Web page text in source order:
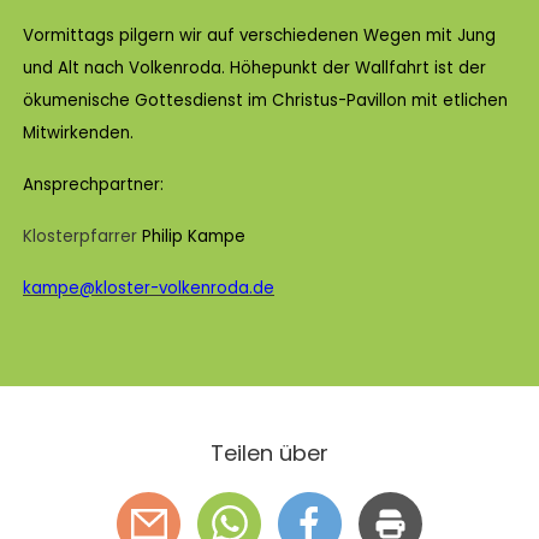
KLOSTER
ÜBER UNS
KOMMUNITÄT
MITLEBEN
GELÄNDE
GESCHICHTE
GAST SEIN
EINZELGÄSTE
KLOSTER AUF ZEIT
VERANSTALTUNGEN
FÜHRUNGEN
ÜBERNACHTEN
UNTERKUNFT & VERPFLEGUNG
MAGAZIN
MITHELFEN
Vormittags pilgern wir auf verschiedenen Wegen mit Jung
und Alt nach Volkenroda. Höhepunkt der Wallfahrt ist der
ökumenische Gottesdienst im Christus-Pavillon mit etlichen
Mitwirkenden.
Ansprechpartner:
Klosterpfarrer Philip Kampe
kampe@kloster-volkenroda.de
Teilen über